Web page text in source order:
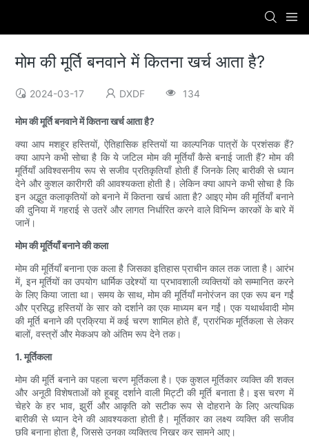
मोम की मूर्ति बनवाने में कितना खर्च आता है?
2024-03-17 DXDF 134
मोम की मूर्ति बनवाने में कितना खर्च आता है?
क्या आप मशहूर हस्तियों, ऐतिहासिक हस्तियों या काल्पनिक पात्रों के प्रशंसक हैं?
क्या आपने कभी सोचा है कि ये जटिल मोम की मूर्तियाँ कैसे बनाई जाती हैं? मोम की
मूर्तियाँ अविश्वसनीय रूप से सजीव प्रतिकृतियाँ होती हैं जिनके लिए बारीकी से ध्यान
देने और कुशल कारीगरी की आवश्यकता होती है। लेकिन क्या आपने कभी सोचा है कि
इन अद्भुत कलाकृतियों को बनाने में कितना खर्च आता है? आइए मोम की मूर्तियाँ बनाने
की दुनिया में गहराई से उतरें और लागत निर्धारित करने वाले विभिन्न कारकों के बारे में
जानें।
मोम की मूर्तियाँ बनाने की कला
मोम की मूर्तियाँ बनाना एक कला है जिसका इतिहास प्राचीन काल तक जाता है। आरंभ
में, इन मूर्तियों का उपयोग धार्मिक उद्देश्यों या प्रभावशाली व्यक्तियों को सम्मानित करने
के लिए किया जाता था। समय के साथ, मोम की मूर्तियाँ मनोरंजन का एक रूप बन गईं
और प्रसिद्ध हस्तियों के सार को दर्शाने का एक माध्यम बन गईं। एक यथार्थवादी मोम
की मूर्ति बनाने की प्रक्रिया में कई चरण शामिल होते हैं, प्रारंभिक मूर्तिकला से लेकर
बालों, वस्त्रों और मेकअप को अंतिम रूप देने तक।
1. मूर्तिकला
मोम की मूर्ति बनाने का पहला चरण मूर्तिकला है। एक कुशल मूर्तिकार व्यक्ति की शक्ल
और अनूठी विशेषताओं को हूबहू दर्शाने वाली मिट्टी की मूर्ति बनाता है। इस चरण में
चेहरे के हर भाव, झुर्री और आकृति को सटीक रूप से दोहराने के लिए अत्यधिक
बारीकी से ध्यान देने की आवश्यकता होती है। मूर्तिकार का लक्ष्य व्यक्ति की सजीव
छवि बनाना होता है, जिससे उनका व्यक्तित्व निखर कर सामने आए।